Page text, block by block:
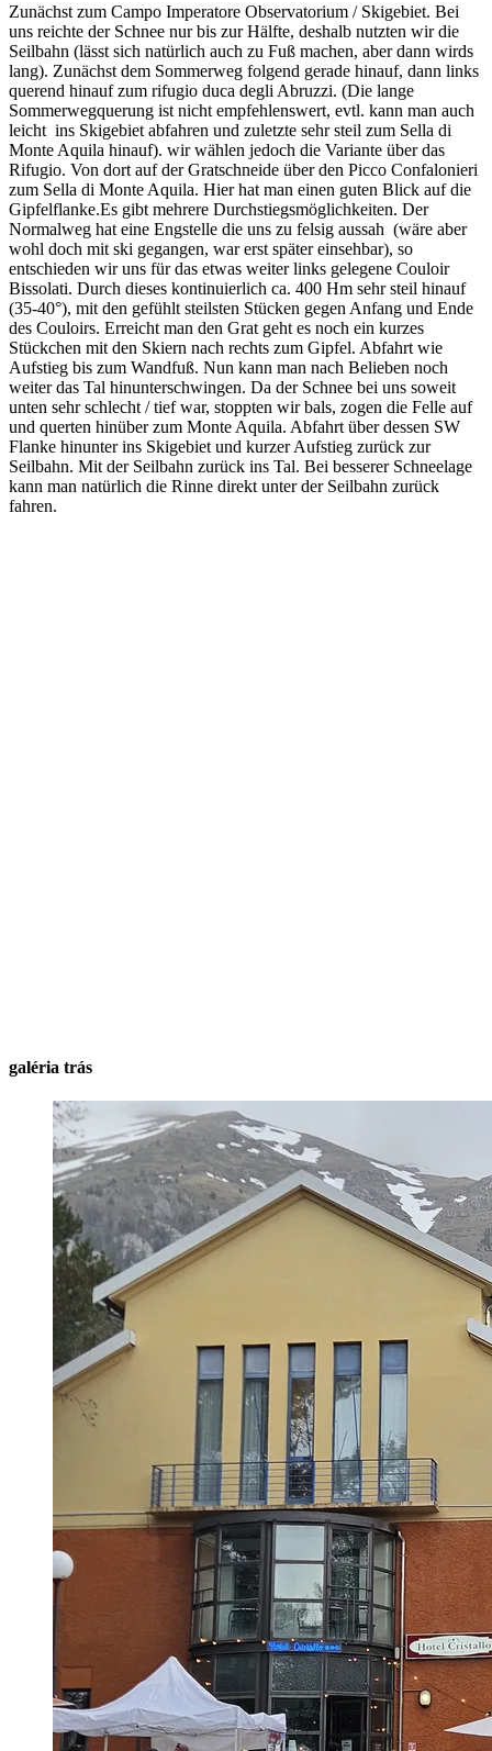
Zunächst zum Campo Imperatore Observatorium / Skigebiet. Bei
uns reichte der Schnee nur bis zur Hälfte, deshalb nutzten wir die
Seilbahn (lässt sich natürlich auch zu Fuß machen, aber dann wirds
lang). Zunächst dem Sommerweg folgend gerade hinauf, dann links
querend hinauf zum rifugio duca degli Abruzzi. (Die lange
Sommerwegquerung ist nicht empfehlenswert, evtl. kann man auch
leicht ins Skigebiet abfahren und zuletzte sehr steil zum Sella di
Monte Aquila hinauf). wir wählen jedoch die Variante über das
Rifugio. Von dort auf der Gratschneide über den Picco Confalonieri
zum Sella di Monte Aquila. Hier hat man einen guten Blick auf die
Gipfelflanke.Es gibt mehrere Durchstiegsmöglichkeiten. Der
Normalweg hat eine Engstelle die uns zu felsig aussah (wäre aber
wohl doch mit ski gegangen, war erst später einsehbar), so
entschieden wir uns für das etwas weiter links gelegene Couloir
Bissolati. Durch dieses kontinuierlich ca. 400 Hm sehr steil hinauf
(35-40°), mit den gefühlt steilsten Stücken gegen Anfang und Ende
des Couloirs. Erreicht man den Grat geht es noch ein kurzes
Stückchen mit den Skiern nach rechts zum Gipfel. Abfahrt wie
Aufstieg bis zum Wandfuß. Nun kann man nach Belieben noch
weiter das Tal hinunterschwingen. Da der Schnee bei uns soweit
unten sehr schlecht / tief war, stoppten wir bals, zogen die Felle auf
und querten hinüber zum Monte Aquila. Abfahrt über dessen SW
Flanke hinunter ins Skigebiet und kurzer Aufstieg zurück zur
Seilbahn. Mit der Seilbahn zurück ins Tal. Bei besserer Schneelage
kann man natürlich die Rinne direkt unter der Seilbahn zurück
fahren.
galéria trás